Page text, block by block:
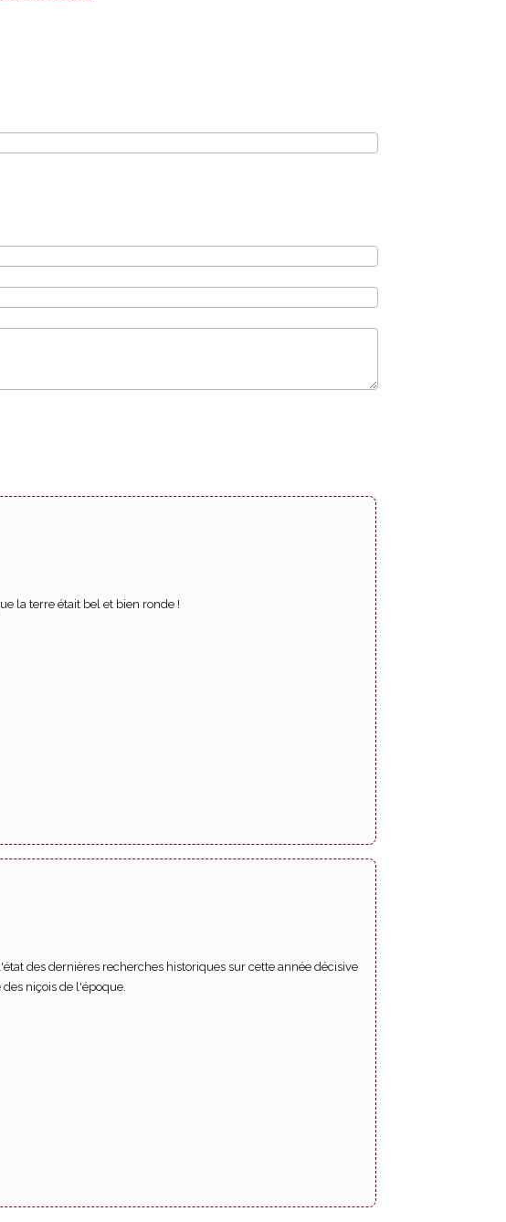
la terre était bel et bien ronde !
des dernières recherches historiques sur cette année décisive
niçois de l'époque.